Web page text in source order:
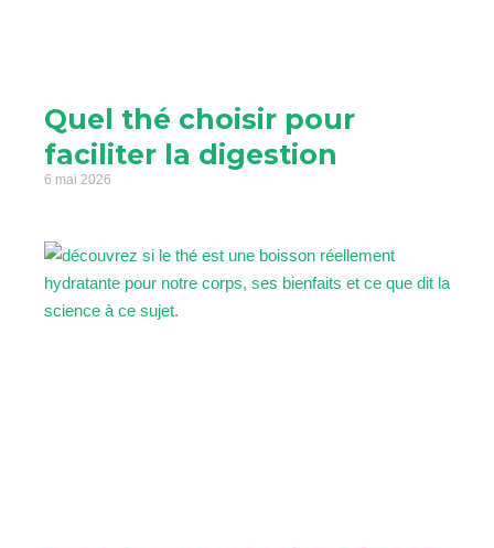
Quel thé choisir pour
faciliter la digestion
6 mai 2026